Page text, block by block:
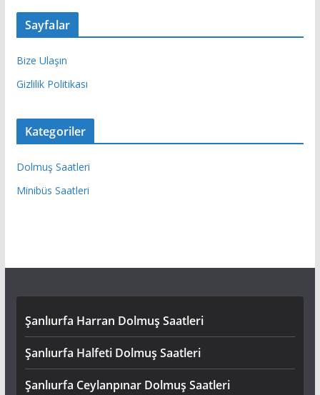
Sayfalar
Bize Ulaşın
Gizlilik Politikası
Kategoriler
Dolmuş Saatleri
Minibüs Saatleri
Şanlıurfa Harran Dolmuş Saatleri
Şanlıurfa Halfeti Dolmuş Saatleri
Şanlıurfa Ceylanpınar Dolmuş Saatleri